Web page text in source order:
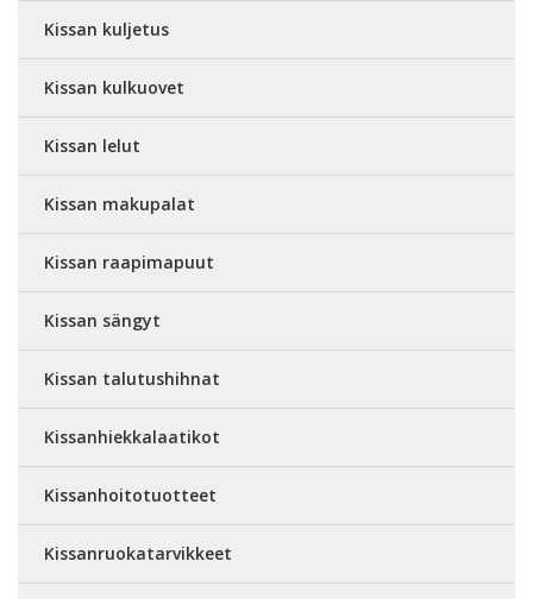
Kissan kuljetus
Kissan kulkuovet
Kissan lelut
Kissan makupalat
Kissan raapimapuut
Kissan sängyt
Kissan talutushihnat
Kissanhiekkalaatikot
Kissanhoitotuotteet
Kissanruokatarvikkeet